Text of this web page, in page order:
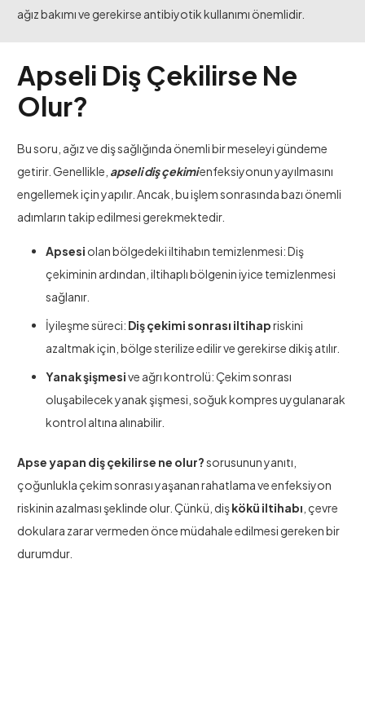
ağız bakımı ve gerekirse antibiyotik kullanımı önemlidir.
Apseli Diş Çekilirse Ne
Olur?
Bu soru, ağız ve diş sağlığında önemli bir meseleyi gündeme
getirir. Genellikle, apseli diş çekimienfeksiyonun yayılmasını
engellemek için yapılır. Ancak, bu işlem sonrasında bazı önemli
adımların takip edilmesi gerekmektedir.
Apsesi olan bölgedeki iltihabın temizlenmesi: Diş
çekiminin ardından, iltihaplı bölgenin iyice temizlenmesi
sağlanır.
İyileşme süreci: Diş çekimi sonrası iltihapriskini
azaltmak için, bölge sterilize edilir ve gerekirse dikiş atılır.
Yanak şişmesive ağrı kontrolü: Çekim sonrası
oluşabilecek yanak şişmesi, soğuk kompres uygulanarak
kontrol altına alınabilir.
Apse yapan diş çekilirse ne olur?sorusunun yanıtı,
çoğunlukla çekim sonrası yaşanan rahatlama ve enfeksiyon
riskinin azalması şeklinde olur. Çünkü, dişkökü iltihabı , çevre
dokulara zarar vermeden önce müdahale edilmesi gereken bir
durumdur.